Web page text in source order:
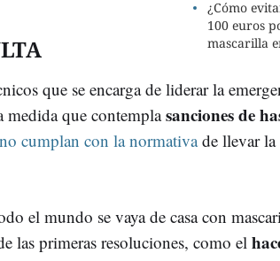
¿Cómo
100 euros
mascarilla
que se encarga de liderar la
medida que contemplasanciones de
no cumplan con la normativade llevar la
el mundo se vaya de casa con
las primeras resoluciones, como el